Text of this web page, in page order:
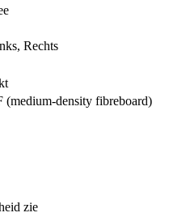
, Rechts
(medium-density fibreboard)
zie